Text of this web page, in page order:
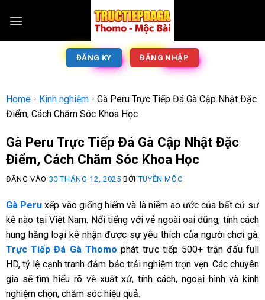
ĐĂNG KÝ ĐĂNG NHẬP
Home- Kinh nghiệm- Gà Peru Trực Tiếp Đá Gà Cập Nhật Đặc
Điểm, Cách Chăm Sóc Khoa Học
Gà Peru Trực Tiếp Đá Gà Cập Nhật Đặc
Điểm, Cách Chăm Sóc Khoa Học
ĐĂNG VÀO 30 THÁNG 12, 2025 BỞI TUYỀN MỐC
Gà Peru xếp vào giống hiếm và là niềm ao ước của bất cứ sư
kê nào tại Việt Nam. Nổi tiếng với vẻ ngoài oai dũng, tính cách
hung hăng loại kê nhận được sự yêu thích của người chơi gà.
Trực Tiếp Đá Gà Thomo phát trực tiếp 500+ trận đấu full
HD, tỷ lệ cạnh tranh đảm bảo trải nghiệm trọn vẹn. Các chuyên
gia sẽ tìm hiểu rõ về xuất xứ, tính cách, ngoại hình và kinh
nghiệm chọn, chăm sóc hiệu quả.